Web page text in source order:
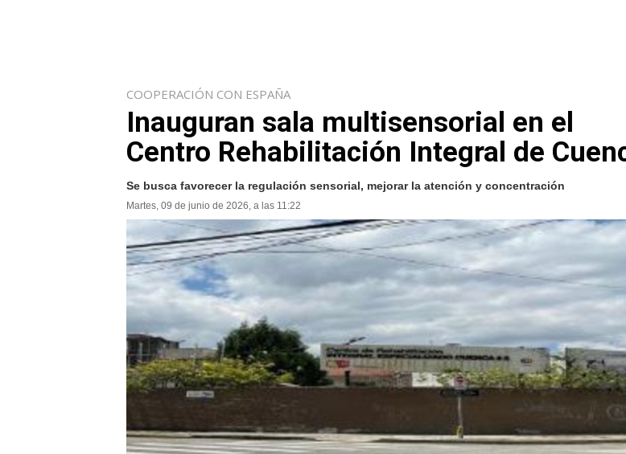
COOPERACIÓN CON ESPAÑA
Inauguran sala multisensorial en el
Centro Rehabilitación Integral de
Se busca favorecer la regulación sensorial, mejorar la atención y concentración
Martes, 09 de junio de 2026, a las 11:22